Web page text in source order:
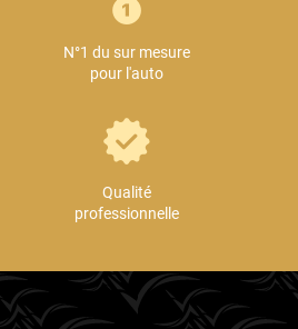
N°1 du sur mesure
pour l'auto
Qualité
professionnelle